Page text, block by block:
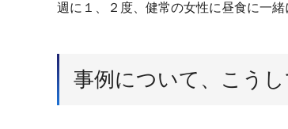
週に１、２度、健常の女性に昼食に一緒
事例について、こう